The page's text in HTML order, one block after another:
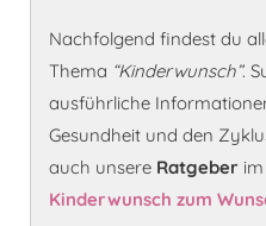
Nachfolgend findest du
Thema “Kinderwunsch”.
ausführliche
Gesundheit und den
auch unsere Ratgeber
Kinderwunsch zum